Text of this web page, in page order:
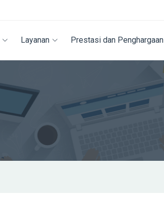
Layanan Prestasi dan Penghargaan